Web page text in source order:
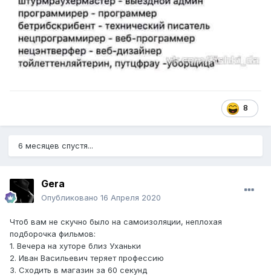
8
6 месяцев спустя...
Gera
Опубликовано 16 Апреля 2020
Чтоб вам не скучно было на самоизоляции, неплохая
подборочка фильмов:
1. Вечера на хуторе близ Уханьки
2. Иван Васильевич теряет профессию
3. Сходить в магазин за 60 секунд